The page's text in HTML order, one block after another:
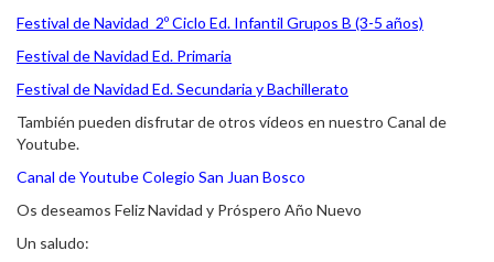
Festival de Navidad 2º Ciclo Ed. Infantil Grupos B (3-5 años)
Festival de Navidad Ed. Primaria
Festival de Navidad Ed. Secundaria y Bachillerato
También pueden disfrutar de otros vídeos en nuestro Canal de
Youtube.
Canal de Youtube Colegio San Juan Bosco
Os deseamos Feliz Navidad y Próspero Año Nuevo
Un saludo: